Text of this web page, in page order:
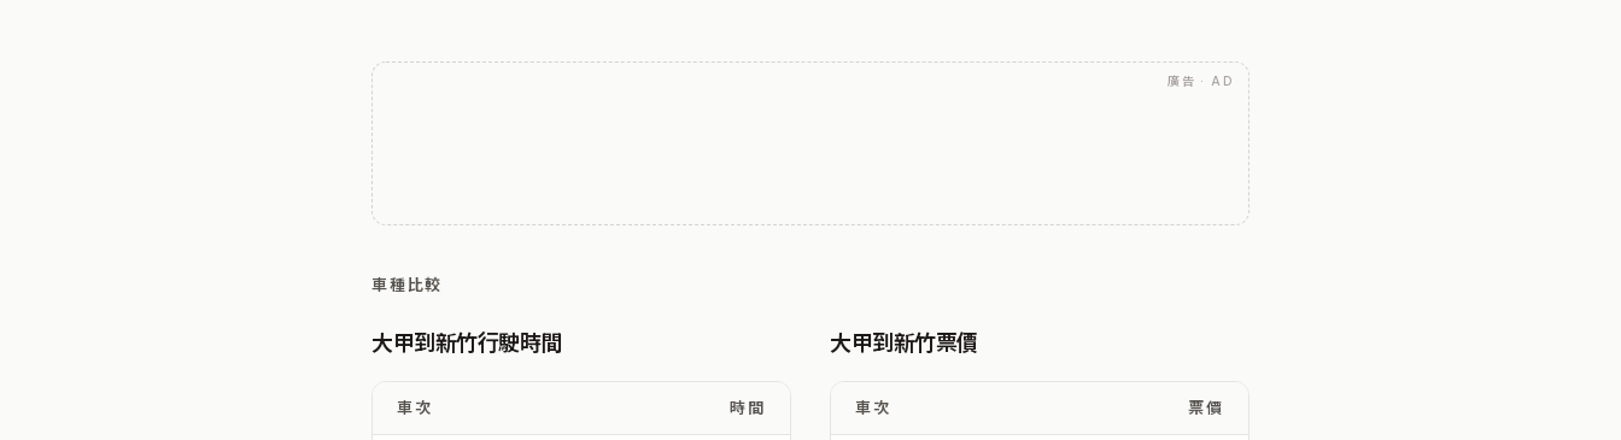
廣告 · AD
車種比較
大甲到新竹行駛時間
車次 時間
大甲到新竹票價
車次 票價